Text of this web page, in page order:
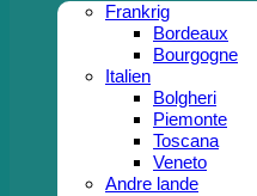
Frankrig
Bordeaux
Bourgogne
Italien
Bolgheri
Piemonte
Toscana
Veneto
Andre lande